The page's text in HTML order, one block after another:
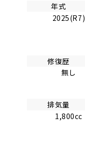
年式
2025(R7)
修復歴
無し
排気量
1,800cc